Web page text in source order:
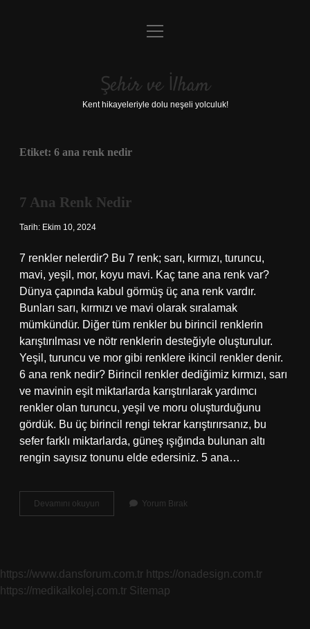
Anasayfa
Yasal Uyarı
menüyü
Şehir ve İlham
Kent hikayeleriyle dolu neşeli yolculuk!
Etiket: 6 ana renk nedir
7 Ana Renk Nedir
Tarih: Ekim 10, 2024
7 renkler nelerdir? Bu 7 renk; sarı, kırmızı, turuncu,
mavi, yeşil, mor, koyu mavi. Kaç tane ana renk var?
Dünya çapında kabul görmüş üç ana renk vardır.
Bunları sarı, kırmızı ve mavi olarak sıralamak
mümkündür. Diğer tüm renkler bu birincil renklerin
karıştırılması ve nötr renklerin desteğiyle oluşturulur.
Yeşil, turuncu ve mor gibi renklere ikincil renkler denir.
6 ana renk nedir? Birincil renkler dediğimiz kırmızı, sarı
ve mavinin eşit miktarlarda karıştırılarak yardımcı
renkler olan turuncu, yeşil ve moru oluşturduğunu
gördük. Bu üç birincil rengi tekrar karıştırırsanız, bu
sefer farklı miktarlarda, güneş ışığında bulunan altı
rengin sayısız tonunu elde edersiniz. 5 ana…
Devamını okuyun
Ana
Yorum Bırak
https://www.dansforum.com.tr https://onadesign.com.tr
https://medikalkolej.com.tr Sitemap